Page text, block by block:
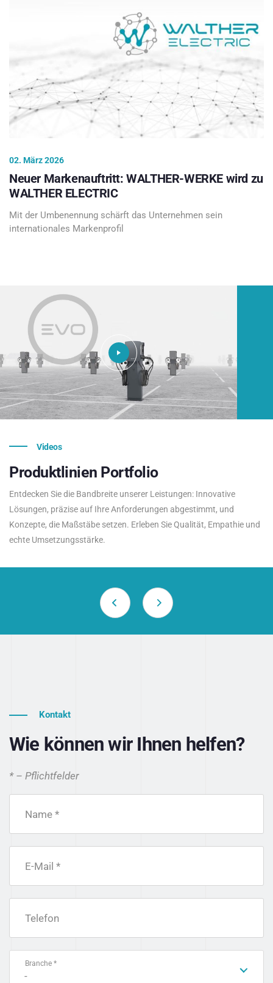
02. März 2026
Neuer Markenauftritt: WALTHER-WERKE wird zu
WALTHER ELECTRIC
Mit der Umbenennung schärft das Unternehmen sein
internationales Markenprofil
Videos
Produktlinien Portfolio
Entdecken Sie die Bandbreite unserer Leistungen: Innovative
Lösungen, präzise auf Ihre Anforderungen abgestimmt, und
Konzepte, die Maßstäbe setzen. Erleben Sie Qualität, Empathie und
echte Umsetzungsstärke.
Kontakt
Wie können wir Ihnen helfen?
* – Pflichtfelder
Name *
E-Mail *
Telefon
Branche *
-